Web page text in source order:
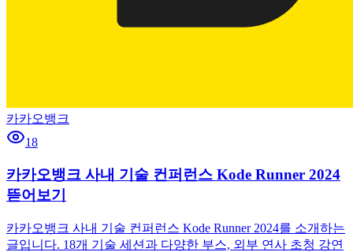
카카오뱅크
18
카카오뱅크 사내 기술 컨퍼런스 Kode Runner 2024
뜯어보기
카카오뱅크 사내 기술 컨퍼런스 Kode Runner 2024를 소개하는
글입니다. 18개 기술 세션과 다양한 부스, 외부 연사 초청 강연